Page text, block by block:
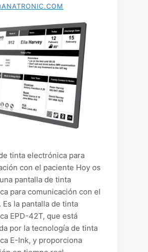
tinta electrónica para
con el paciente Hoy os
pantalla de tinta
para comunicación con el
Es la pantalla de tinta
EPD-42T, que está
por la tecnología de tinta
E-Ink, y proporciona